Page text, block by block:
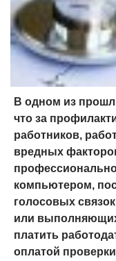
В одном из
что за
работников,
вредных
компьютером,
голосовых
или
платить
оплатой